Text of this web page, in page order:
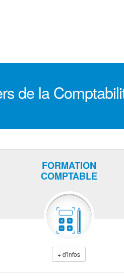
de la
FORMATION
COMPTABLE
+ d'infos